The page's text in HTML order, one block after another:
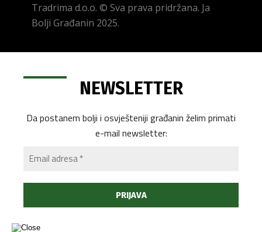
Tradrima d.o.o. © Sva prava pridržana. Ja
Bolji Građanin 2025.
NEWSLETTER
Da postanem bolji i osvješteniji građanin želim primati
e-mail newsletter: